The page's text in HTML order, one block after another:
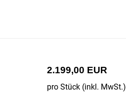
2.199,00 EUR
pro Stück (inkl. MwSt.)